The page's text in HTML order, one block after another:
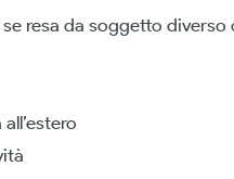
resa da soggetto diverso